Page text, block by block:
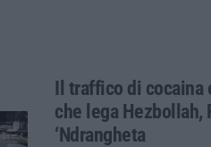
Il traffico di cocaina
che lega Hezbollah,
‘Ndrangheta